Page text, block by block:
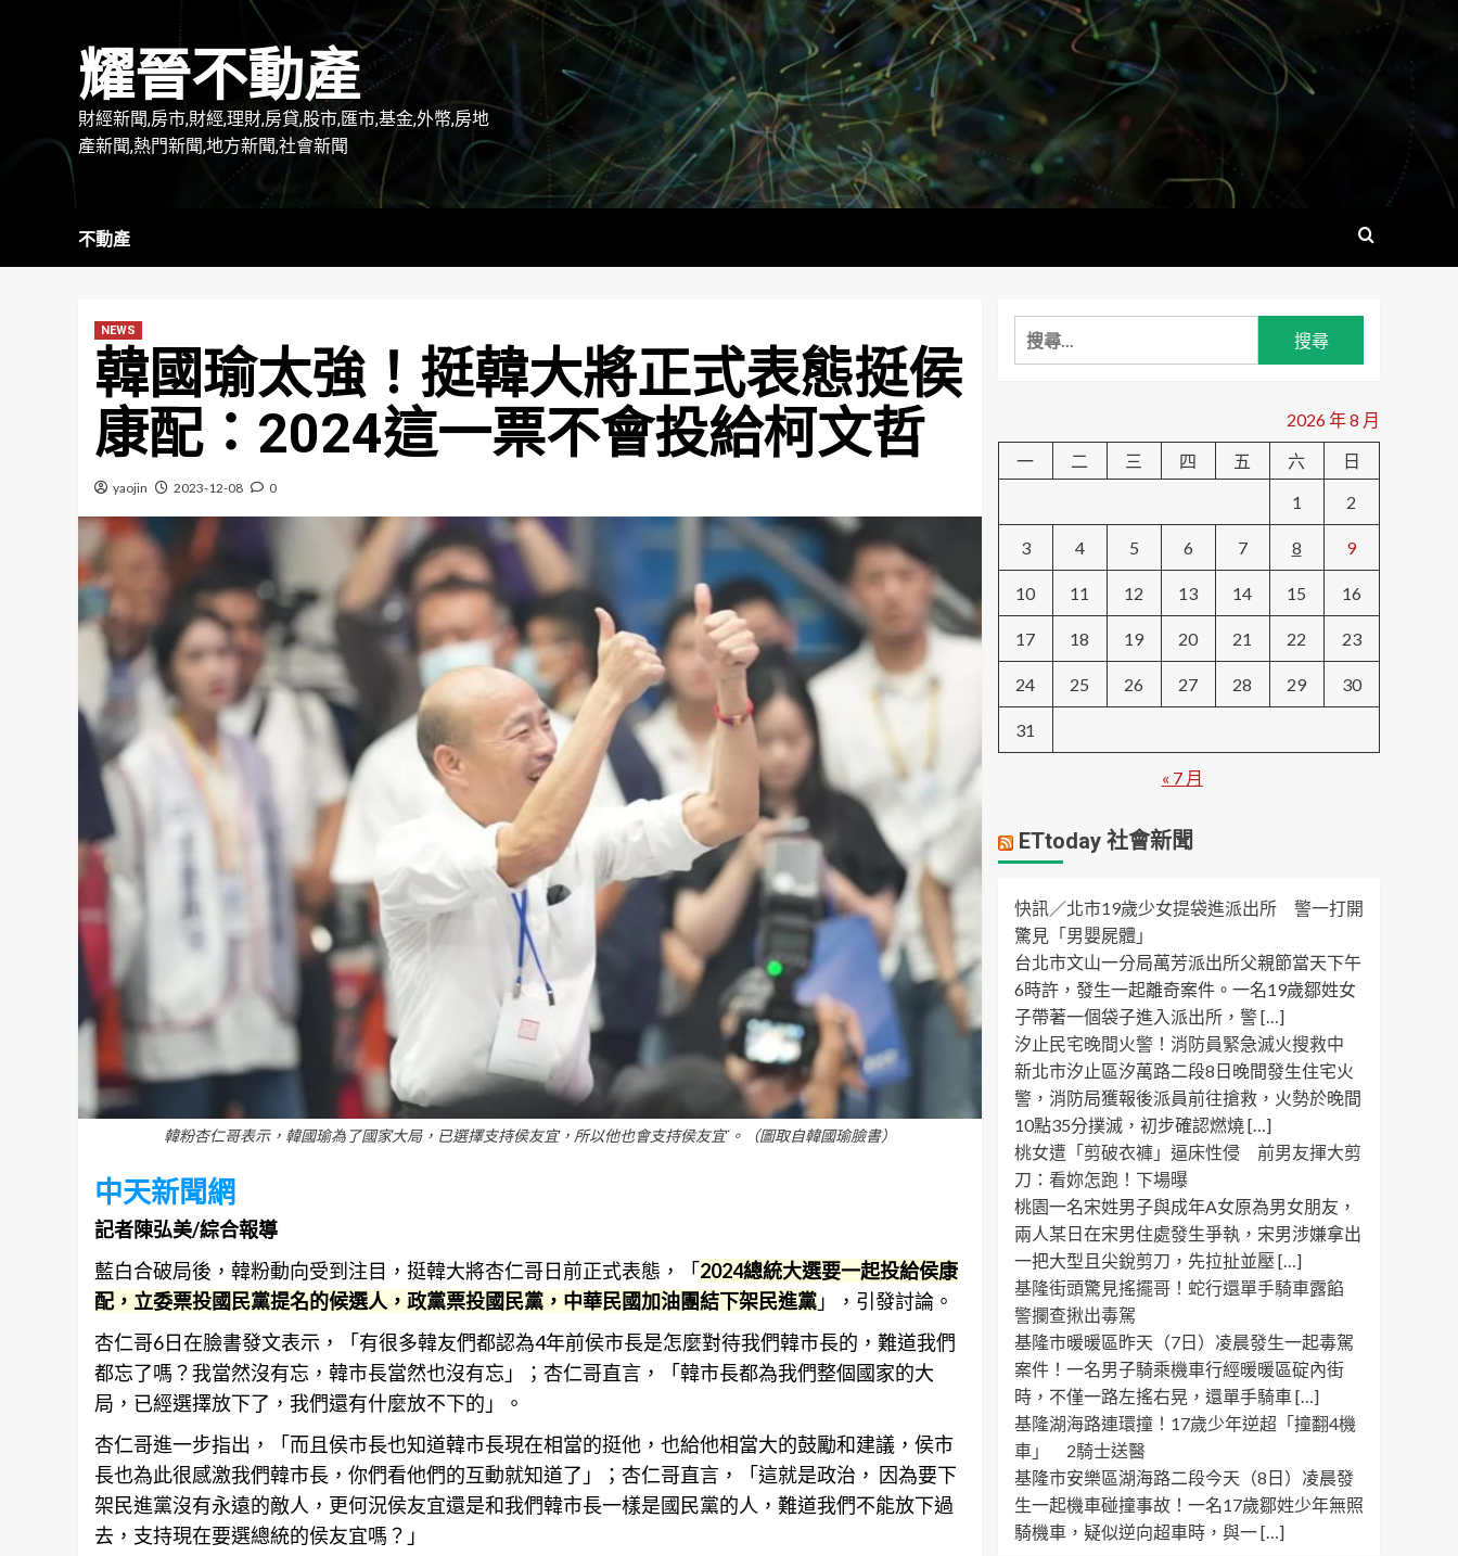
耀晉不動產
財經新聞,房市,財經,理財,房貸,股市,匯市,基金,外幣,房地
產新聞,熱門新聞,地方新聞,社會新聞
不動產
NEWS
韓國瑜太強！挺韓大將正式表態挺侯
康配：2024這一票不會投給柯文哲
yaojin 2023-12-08 0
韓粉杏仁哥表示，韓國瑜為了國家大局，已選擇支持侯友宜，所以他也會支持侯友宜˙。（圖取自韓國瑜臉書）
中天新聞網
記者陳弘美/綜合報導
藍白合破局後，韓粉動向受到注目，挺韓大將杏仁哥日前正式表態，「2024總統大選要一起投給侯康
配，立委票投國民黨提名的候選人，政黨票投國民黨，中華民國加油團結下架民進黨 」，引發討論 。
杏仁哥6日在臉書發文表示，「有很多韓友們都認為4年前侯市長是怎麼對待我們韓市長的，難道我們
都忘了嗎？我當然沒有忘，韓市長當然也沒有忘」；杏仁哥直言，「韓市長都為我們整個國家的大
局，已經選擇放下了，我們還有什麼放不下的」。
杏仁哥進一步指出，「而且侯市長也知道韓市長現在相當的挺他，也給他相當大的鼓勵和建議，侯市
長也為此很感激我們韓市長，你們看他們的互動就知道了」；杏仁哥直言，「這就是政治， 因為要下
架民進黨沒有永遠的敵人，更何況侯友宜還是和我們韓市長一樣是國民黨的人，難道我們不能放下過
去，支持現在要選總統的侯友宜嗎？」
搜
尋
字:
2026 年 8 月
一
二 三 四 五 六
日
1
2
3 4 5 6 7 8 9
10 11 12 13 14 15 16
17 18 19 20 21 22 23
24 25 26 27 28 29 30
31
« 7 月
ETtoday 社會新聞
快訊／北市19歲少女提袋進派出所 警一打開
驚見「男嬰屍體」
台北市文山一分局萬芳派出所父親節當天下午
6時許，發生一起離奇案件。一名19歲鄒姓女
子帶著一個袋子進入派出所，警 […]
汐止民宅晚間火警！消防員緊急滅火搜救中
新北市汐止區汐萬路二段8日晚間發生住宅火
警，消防局獲報後派員前往搶救，火勢於晚間
10點35分撲滅，初步確認燃燒 […]
桃女遭「剪破衣褲」逼床性侵 前男友揮大剪
刀：看妳怎跑！下場曝
桃園一名宋姓男子與成年A女原為男女朋友，
兩人某日在宋男住處發生爭執，宋男涉嫌拿出
一把大型且尖銳剪刀，先拉扯並壓 […]
基隆街頭驚見搖擺哥！蛇行還單手騎車露餡
警攔查揪出毒駕
基隆市暖暖區昨天（7日）凌晨發生一起毒駕
案件！一名男子騎乘機車行經暖暖區碇內街
時，不僅一路左搖右晃，還單手騎車 […]
基隆湖海路連環撞！17歲少年逆超「撞翻4機
車」 2騎士送醫
基隆市安樂區湖海路二段今天（8日）凌晨發
生一起機車碰撞事故！一名17歲鄒姓少年無照
騎機車，疑似逆向超車時，與一 […]